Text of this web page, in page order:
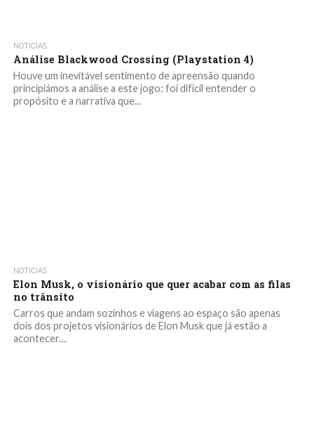
NOTICIAS
Análise Blackwood Crossing (Playstation 4)
Houve um inevitável sentimento de apreensão quando
principiámos a análise a este jogo: foi difícil entender o
propósito e a narrativa que...
NOTICIAS
Elon Musk, o visionário que quer acabar com as filas
no trânsito
Carros que andam sozinhos e viagens ao espaço são apenas
dois dos projetos visionários de Elon Musk que já estão a
acontecer....